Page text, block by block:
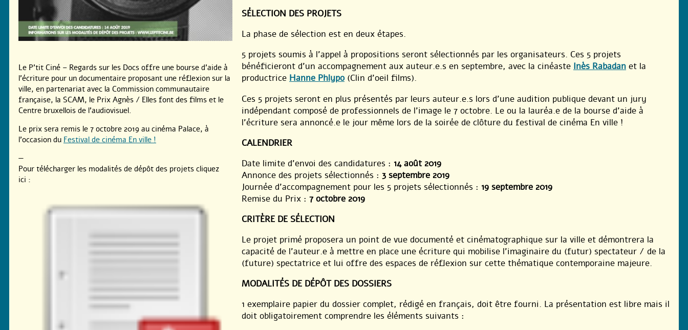
Le P’tit Ciné – Regards sur les Docs offre une bourse d’aide à
l’écriture pour un documentaire proposant une réflexion sur la
ville, en partenariat avec la Commission communautaire
française, la SCAM, le Prix Agnès / Elles font des films et le
Centre bruxellois de l’audiovisuel.
Le prix sera remis le 7 octobre 2019 au cinéma Palace, à
l’occasion du Festival de cinéma En ville !
—
Pour télécharger les modalités de dépôt des projets cliquez
ici :
SÉLECTION DES PROJETS
La phase de sélection est en deux étapes.
5 projets soumis à l’appel à propositions seront sélectionnés par les organisateurs. Ces 5 projets
bénéficieront d’un accompagnement aux auteur.e.s en septembre, avec la cinéaste Inès Rabadan et la
productrice Hanne Phlypo (Clin d’oeil films).
Ces 5 projets seront en plus présentés par leurs auteur.e.s lors d’une audition publique devant un jury
indépendant composé de professionnels de l’image le 7 octobre. Le ou la lauréa.e de la bourse d’aide à
l’écriture sera annoncé.e le jour même lors de la soirée de clôture du festival de cinéma En ville !
CALENDRIER
Date limite d’envoi des candidatures : 14 août 2019
Annonce des projets sélectionnés : 3 septembre 2019
Journée d’accompagnement pour les 5 projets sélectionnés : 19 septembre 2019
Remise du Prix : 7 octobre 2019
CRITÈRE DE SÉLECTION
Le projet primé proposera un point de vue documenté et cinématographique sur la ville et démontrera la
capacité de l’auteur.e à mettre en place une écriture qui mobilise l’imaginaire du (futur) spectateur / de la
(future) spectatrice et lui offre des espaces de réflexion sur cette thématique contemporaine majeure.
MODALITÉS DE DÉPÔT DES DOSSIERS
1 exemplaire papier du dossier complet, rédigé en français, doit être fourni. La présentation est libre mais il
doit obligatoirement comprendre les éléments suivants :